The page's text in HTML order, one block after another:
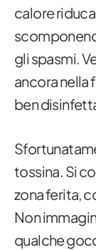
calore
gli spasmi.
ancora nella
ben
tossina. Si
zona ferita,
Non
qualche